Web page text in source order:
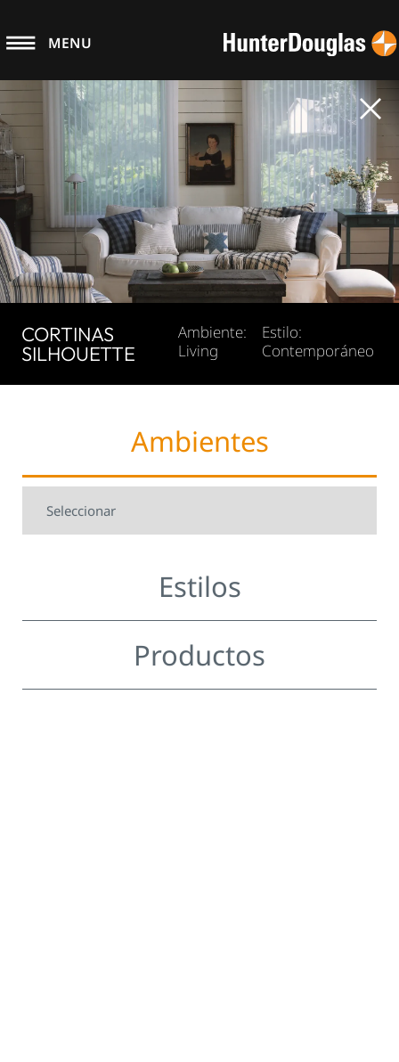
MENU
CORTINAS
SILHOUETTE
Ambiente:
Living
Estilo:
Contemporáneo
Ambientes
Estilos
Productos